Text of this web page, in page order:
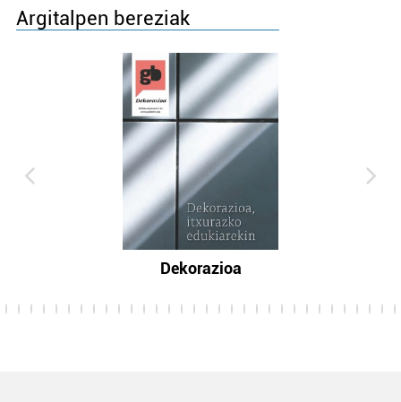
Argitalpen bereziak
Dekorazioa